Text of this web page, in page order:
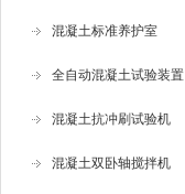
混凝土标准养护室
全自动混凝土试验装置
混凝土抗冲刷试验机
混凝土双卧轴搅拌机